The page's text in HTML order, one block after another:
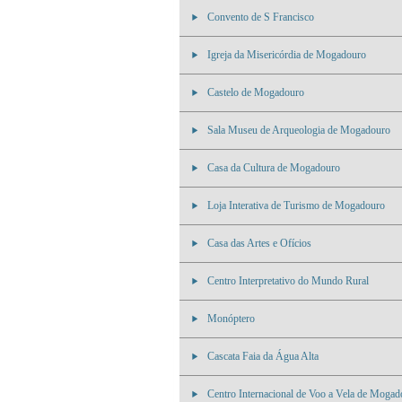
Convento de S Francisco
Igreja da Misericórdia de Mogadouro
Castelo de Mogadouro
Sala Museu de Arqueologia de Mogadouro
Casa da Cultura de Mogadouro
Loja Interativa de Turismo de Mogadouro
Casa das Artes e Ofícios
Centro Interpretativo do Mundo Rural
Monóptero
Cascata Faia da Água Alta
Centro Internacional de Voo a Vela de